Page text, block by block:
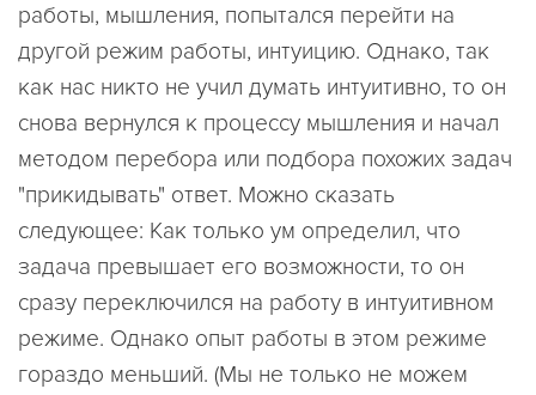
работы, мышления, попытался перейти на
другой режим работы, интуицию. Однако, так
как нас никто не учил думать интуитивно, то он
снова вернулся к процессу мышления и начал
методом перебора или подбора похожих задач
"прикидывать" ответ. Можно сказать
следующее: Как только ум определил, что
задача превышает его возможности, то он
сразу переключился на работу в интуитивном
режиме. Однако опыт работы в этом режиме
гораздо меньший. (Мы не только не можем